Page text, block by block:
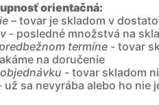
orientačná:
– tovar je skladom v
- posledné množstvá na
termíne - tovar
na doručenie
- tovar skladom
už sa nevyrába alebo ho nie